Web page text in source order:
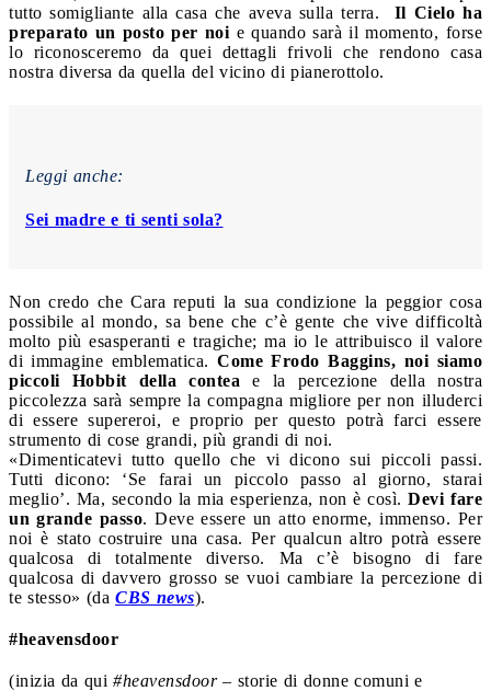
tutto somigliante alla casa che aveva sulla terra. Il Cielo ha
preparato un posto per noi e quando sarà il momento, forse
lo riconosceremo da quei dettagli frivoli che rendono casa
nostra diversa da quella del vicino di pianerottolo.
Leggi anche:
Sei madre e ti senti sola?
Non credo che Cara reputi la sua condizione la peggior cosa
possibile al mondo, sa bene che c’è gente che vive difficoltà
molto più esasperanti e tragiche; ma io le attribuisco il valore
di immagine emblematica.Come Frodo Baggins, noi siamo
piccoli Hobbit della contea e la percezione della nostra
piccolezza sarà sempre la compagna migliore per non illuderci
di essere supereroi, e proprio per questo potrà farci essere
strumento di cose grandi, più grandi di noi.
«Dimenticatevi tutto quello che vi dicono sui piccoli passi.
Tutti dicono: ‘Se farai un piccolo passo al giorno, starai
meglio’. Ma, secondo la mia esperienza, non è così.Devi fare
un grande passo. Deve essere un atto enorme, immenso. Per
noi è stato costruire una casa. Per qualcun altro potrà essere
qualcosa di totalmente diverso. Ma c’è bisogno di fare
qualcosa di davvero grosso se vuoi cambiare la percezione di
te stesso» (da CBS news).
#heavensdoor
(inizia da qui #heavensdoor– storie di donne comuni e